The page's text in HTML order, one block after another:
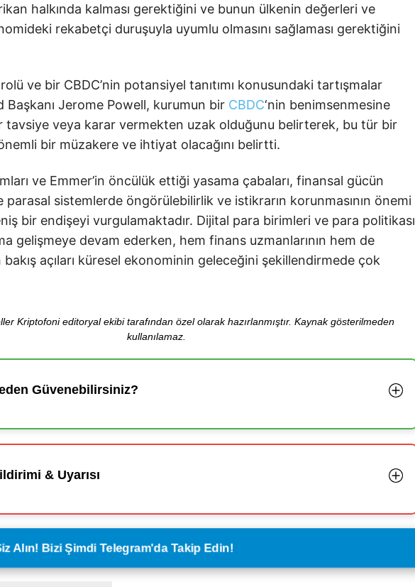
halkında kalması gerektiğini ve bunun ülkenin değerleri ve
rekabetçi duruşuyla uyumlu olmasını sağlaması gerektiğini
ve bir CBDC’nin potansiyel tanıtımı konusundaki tartışmalar
Başkanı Jerome Powell, kurumun bir CBDC‘nin benimsenmesine
tavsiye veya karar vermekten uzak olduğunu belirterek, bu tür bir
bir müzakere ve ihtiyat olacağını belirtti.
ve Emmer’in öncülük ettiği yasama çabaları, finansal gücün
parasal sistemlerde öngörülebilirlik ve istikrarın korunmasının önemi
bir endişeyi vurgulamaktadır. Dijital para birimleri ve para politikası
gelişmeye devam ederken, hem finans uzmanlarının hem de
bakış açıları küresel ekonominin geleceğini şekillendirmede çok
Kriptofoni editoryal ekibi tarafından özel olarak hazırlanmıştır. Kaynak gösterilmeden
kullanılamaz.
Güvenebilirsiniz?
& Uyarısı
Alın! Bizi Şimdi Telegram'da Takip Edin!